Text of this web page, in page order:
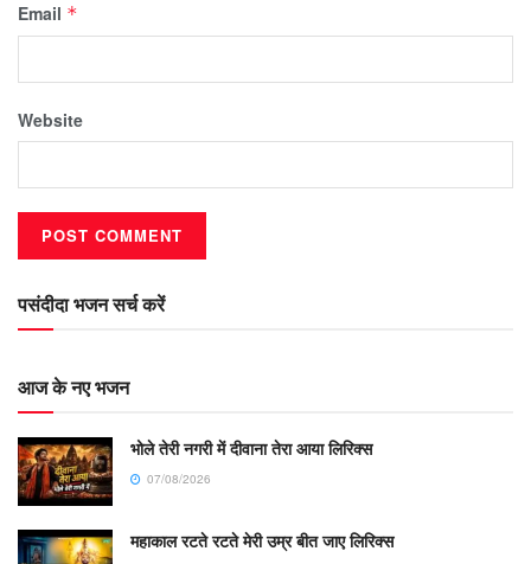
Email *
Website
पसंदीदा भजन सर्च करें
आज के नए भजन
भोले तेरी नगरी में दीवाना तेरा आया लिरिक्स
07/08/2026
महाकाल रटते रटते मेरी उम्र बीत जाए लिरिक्स